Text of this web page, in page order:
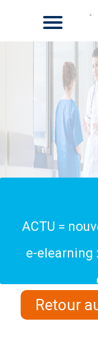
ACTU =
e-elearning
Retour